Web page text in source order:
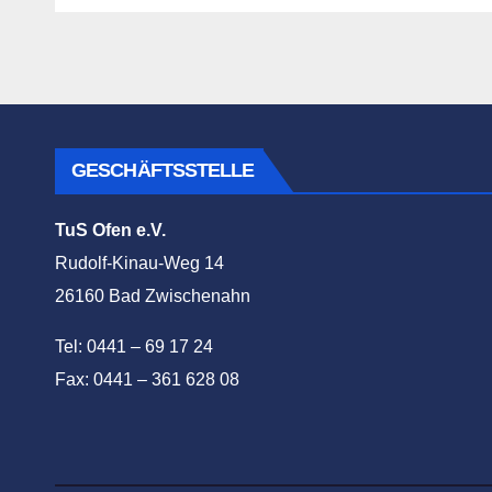
GESCHÄFTSSTELLE
TuS Ofen e.V.
Rudolf-Kinau-Weg 14
26160 Bad Zwischenahn
Tel: 0441 – 69 17 24
Fax: 0441 – 361 628 08